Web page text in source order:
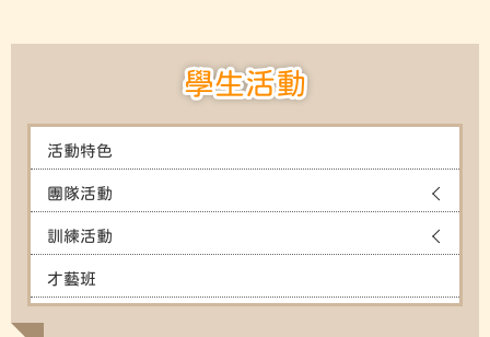
學生活動
活動特色
團隊活動
訓練活動
才藝班